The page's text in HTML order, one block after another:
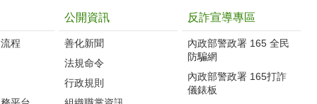
程‭
公開資訊
善化新聞
法規命令
行政規則
反詐宣導專區
內政部警政署 165 全民
防騙網
內政部警政署 165打詐
儀錶板